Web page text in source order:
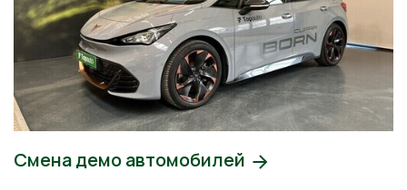
Смена демо автомобилей